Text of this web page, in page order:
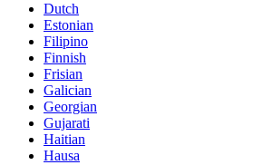
Dutch
Estonian
Filipino
Finnish
Frisian
Galician
Georgian
Gujarati
Haitian
Hausa